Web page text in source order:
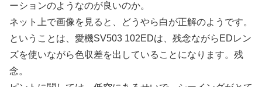
ーションのようなのが良いのか。
ネット上で画像を見ると、どうやら白が正解のようです。
ということは、愛機SV503 102EDは、残念ながらEDレン
ズを使いながら色収差を出していることになります。残
念。